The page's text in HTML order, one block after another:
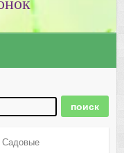
Садовые